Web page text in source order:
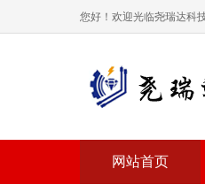
您好！欢迎光临尧瑞达科
网站首页